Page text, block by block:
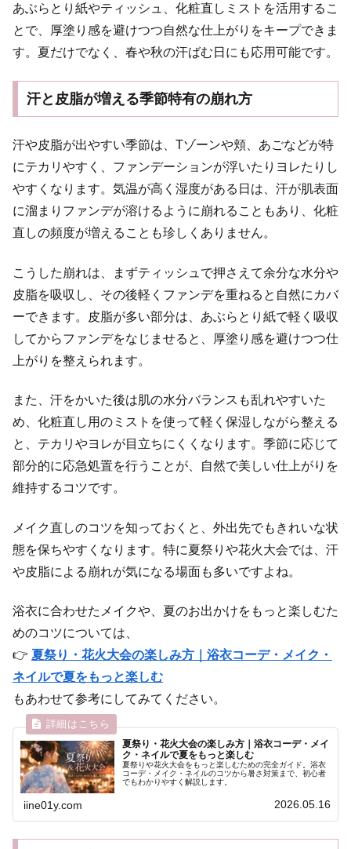
あぶらとり紙やティッシュ、化粧直しミストを活用するこ
とで、厚塗り感を避けつつ自然な仕上がりをキープできま
す。夏だけでなく、春や秋の汗ばむ日にも応用可能です。
汗と皮脂が増える季節特有の崩れ方
汗や皮脂が出やすい季節は、Tゾーンや頬、あごなどが特
にテカリやすく、ファンデーションが浮いたりヨレたりし
やすくなります。気温が高く湿度がある日は、汗が肌表面
に溜まりファンデが溶けるように崩れることもあり、化粧
直しの頻度が増えることも珍しくありません。
こうした崩れは、まずティッシュで押さえて余分な水分や
皮脂を吸収し、その後軽くファンデを重ねると自然にカバ
ーできます。皮脂が多い部分は、あぶらとり紙で軽く吸収
してからファンデをなじませると、厚塗り感を避けつつ仕
上がりを整えられます。
また、汗をかいた後は肌の水分バランスも乱れやすいた
め、化粧直し用のミストを使って軽く保湿しながら整える
と、テカリやヨレが目立ちにくくなります。季節に応じて
部分的に応急処置を行うことが、自然で美しい仕上がりを
維持するコツです。
メイク直しのコツを知っておくと、外出先でもきれいな状
態を保ちやすくなります。特に夏祭りや花火大会では、汗
や皮脂による崩れが気になる場面も多いですよね。
浴衣に合わせたメイクや、夏のお出かけをもっと楽しむた
めのコツについては、
👉 夏祭り・花火大会の楽しみ方｜浴衣コーデ・メイク・
ネイルで夏をもっと楽しむ
もあわせて参考にしてみてください。
夏祭り・花火大会の楽しみ方｜浴衣コーデ・メイ
ク・ネイルで夏をもっと楽しむ
夏祭りや花火大会をもっと楽しむための完全ガイド。浴衣
コーデ・メイク・ネイルのコツから暑さ対策まで、初心者
でもわかりやすく解説します。
iine01y.com 2026.05.16